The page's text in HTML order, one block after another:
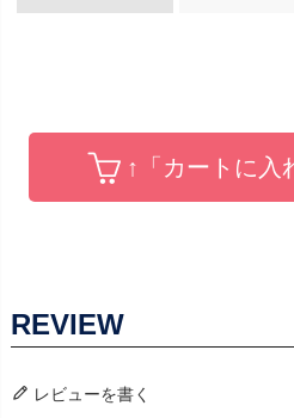
↑「カートに入
レビューを書く